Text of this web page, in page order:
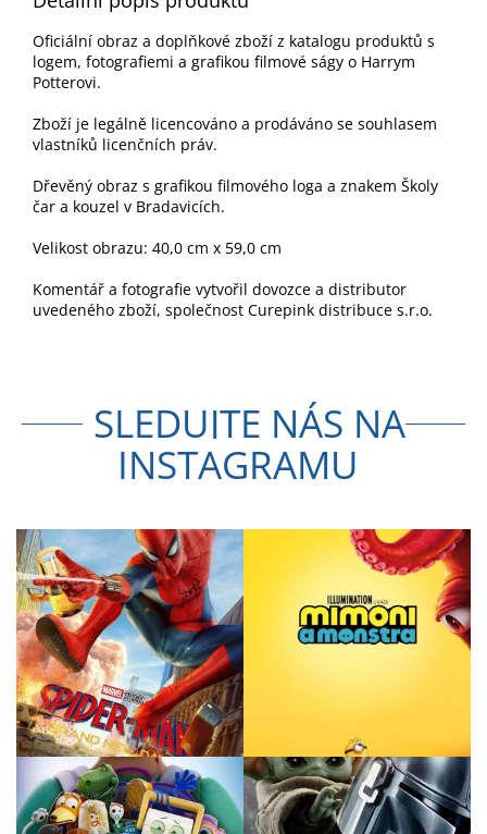
Oficiální obraz a doplňkové zboží z katalogu produktů s
logem, fotografiemi a grafikou filmové ságy o Harrym
Potterovi.
Zboží je legálně licencováno a prodáváno se souhlasem
vlastníků licenčních práv.
Dřevěný obraz s grafikou filmového loga a znakem Školy
čar a kouzel v Bradavicích.
Velikost obrazu: 40,0 cm x 59,0 cm
Komentář a fotografie vytvořil dovozce a distributor
uvedeného zboží, společnost Curepink distribuce s.r.o.
SLEDUJTE NÁS NA
INSTAGRAMU